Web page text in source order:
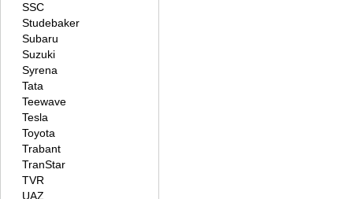
SSC
Studebaker
Subaru
Suzuki
Syrena
Tata
Teewave
Tesla
Toyota
Trabant
TranStar
TVR
UAZ